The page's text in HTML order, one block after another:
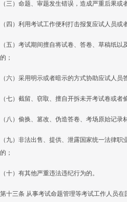
（三）命题、审题发生错误，造成严重后果
（四）利用考试工作便利打击报复应试人员
（五）考试期间擅自将试卷、答卷、草稿纸
的；
（六）采用明示或者暗示的方式协助应试人
（七）截留、窃取、擅自开拆未开考试卷或者
（八）偷换、篡改、伪造答卷、考场原始记
（九）非法出售、提供、泄露国家统一法律
的；
（十）有其他严重违法违纪行为的。
第十三条 从事考试命题管理等考试工作人员